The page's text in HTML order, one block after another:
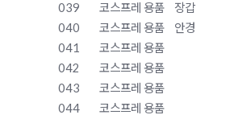
039
코스프레 용품
장갑
040
코스프레 용품
안경
041
코스프레 용품
042
코스프레 용품
043
코스프레 용품
044
코스프레 용품